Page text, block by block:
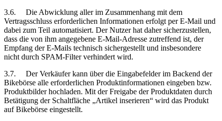
3.6.
Die Abwicklung aller im Zusammenhang mit dem
Vertragsschluss erforderlichen Informationen erfolgt per E-Mail und
dabei zum Teil automatisiert. Der Nutzer hat daher sicherzustellen,
dass die von ihm angegebene E-Mail-Adresse zutreffend ist, der
Empfang der E-Mails technisch sichergestellt und insbesondere
nicht durch SPAM-Filter verhindert wird.
3.7.
Der Verkäufer kann über die Eingabefelder im Backend der
Bikebörse alle erforderlichen Produktinformationen eingeben bzw.
Produktbilder hochladen. Mit der Freigabe der Produktdaten durch
Betätigung der Schaltfläche „Artikel inserieren“ wird das Produkt
auf Bikebörse eingestellt.